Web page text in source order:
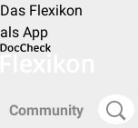
Das Flexikon
als App
Community